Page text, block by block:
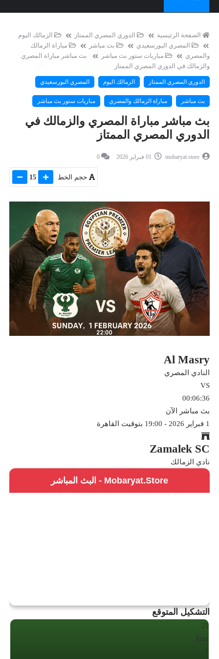
الصفحة الرئيسية الدوري المصري الممتاز
الزمالك اليوم
المصري البورسعيدي
بث مباشر
مباراة الزمالك
والمصري
مباريات ستور بث مباشر
بث مباشر مباراة المصري
والزمالك في الدوري المصري الممتاز
الدوري المصري الممتاز الزمالك اليوم المصري البورسعيدي
بث مباشر مباراة الزمالك والمصري مباريات ستور بث مباشر
بث مباشر مباراة المصري والزمالك في
الدوري المصري الممتاز
mobaryat.store
0
حجم الخط 15
Al Masry
النادي المصري
VS
01:55:19
بث مباشر الآن
1 فبراير 2026 - 19:00 بتوقيت القاهرة
Zamalek SC
نادي الزمالك
Mobaryat.Store - البث المباشر
التشكيل المتوقع
25
Zizo
1